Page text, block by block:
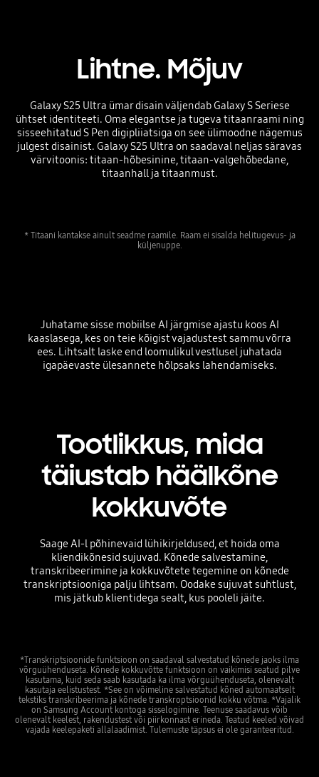
Lihtne. Mõjuv
Galaxy S25 Ultra ümar disain väljendab Galaxy S Seriese
ühtset identiteeti. Oma elegantse ja tugeva titaanraami ning
sisseehitatud S Pen digipliiatsiga on see ülimoodne nägemus
julgest disainist. Galaxy S25 Ultra on saadaval neljas säravas
värvitoonis: titaan-hõbesinine, titaan-valgehõbedane,
titaanhall ja titaanmust.
* Titaani kantakse ainult seadme raamile. Raam ei sisalda helitugevus- ja
küljenuppe.
Juhatame sisse mobiilse AI järgmise ajastu koos AI
kaaslasega, kes on teie kõigist vajadustest sammu võrra
ees. Lihtsalt laske end loomulikul vestlusel juhatada
igapäevaste ülesannete hõlpsaks lahendamiseks.
Tootlikkus, mida
täiustab häälkõne
kokkuvõte
Saage AI-l põhinevaid lühikirjeldused, et hoida oma
kliendikõnesid sujuvad. Kõnede salvestamine,
transkribeerimine ja kokkuvõtete tegemine on kõnede
transkriptsiooniga palju lihtsam. Oodake sujuvat suhtlust,
mis jätkub klientidega sealt, kus pooleli jäite.
*Transkriptsioonide funktsioon on saadaval salvestatud kõnede jaoks ilma
võrguühenduseta. Kõnede kokkuvõtte funktsioon on vaikimisi seatud pilve
kasutama, kuid seda saab kasutada ka ilma võrguühenduseta, olenevalt
kasutaja eelistustest. *See on võimeline salvestatud kõned automaatselt
tekstiks transkribeerima ja kõnede transkroptsioonid kokku võtma. *Vajalik
on Samsung Account kontoga sisselogimine. Teenuse saadavus võib
olenevalt keelest, rakendustest või piirkonnast erineda. Teatud keeled võivad
vajada keelepaketi allalaadimist. Tulemuste täpsus ei ole garanteeritud.